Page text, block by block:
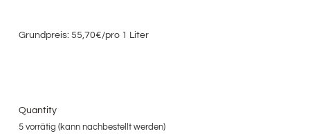
Grundpreis: 55,70€/pro 1 Liter
Quantity
5 vorrätig (kann nachbestellt werden)